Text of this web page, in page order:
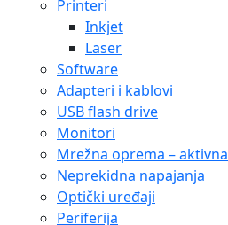
Printeri
Inkjet
Laser
Software
Adapteri i kablovi
USB flash drive
Monitori
Mrežna oprema – aktivna
Neprekidna napajanja
Optički uređaji
Periferija